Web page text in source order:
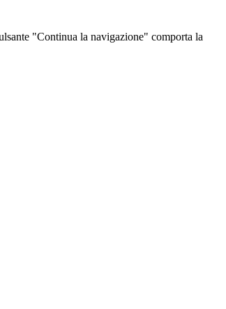
"Continua la navigazione" comporta la